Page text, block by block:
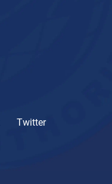
Twitter